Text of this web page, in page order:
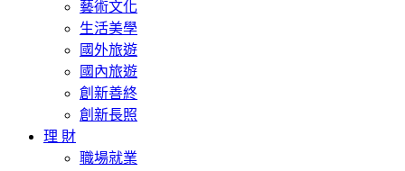
藝術文化
生活美學
國外旅遊
國內旅遊
創新善終
創新長照
理 財
職場就業